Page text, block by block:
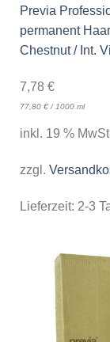
Previa
permanent
Chestnut / Int.
7,78 €
77,80 €/ 1000 ml
inkl. 19 %
zzgl.
Lieferzeit: 2-3